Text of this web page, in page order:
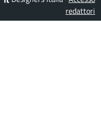
redattori